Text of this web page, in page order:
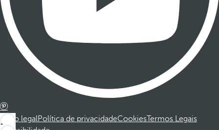
Aviso legalPolítica de privacidadeCookiesTermos Legais